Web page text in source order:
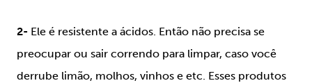
2- Ele é resistente a ácidos. Então não precisa se
preocupar ou sair correndo para limpar, caso você
derrube limão, molhos, vinhos e etc. Esses produtos